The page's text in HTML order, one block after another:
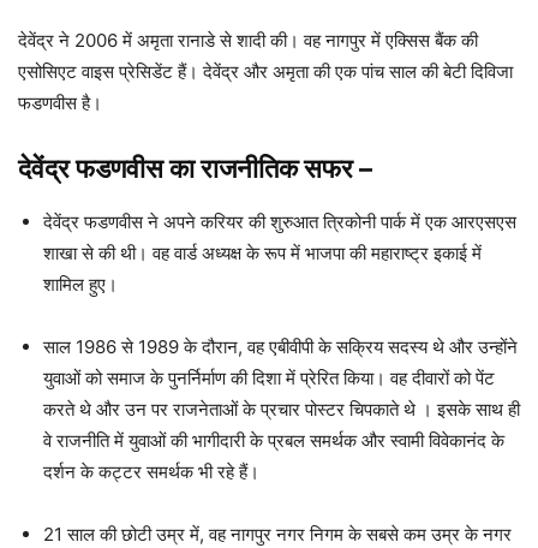
देवेंद्र ने 2006 में अमृता रानाडे से शादी की। वह नागपुर में एक्सिस बैंक की
एसोसिएट वाइस प्रेसिडेंट हैं। देवेंद्र और अमृता की एक पांच साल की बेटी दिविजा
फडणवीस है।
देवेंद्र फडणवीस का राजनीतिक सफर–
देवेंद्र फडणवीस ने अपने करियर की शुरुआत त्रिकोनी पार्क में एक आरएसएस
शाखा से की थी। वह वार्ड अध्यक्ष के रूप में भाजपा की महाराष्ट्र इकाई में
शामिल हुए।
साल 1986 से 1989 के दौरान, वह एबीवीपी के सक्रिय सदस्य थे और उन्होंने
युवाओं को समाज के पुनर्निर्माण की दिशा में प्रेरित किया। वह दीवारों को पेंट
करते थे और उन पर राजनेताओं के प्रचार पोस्टर चिपकाते थे । इसके साथ ही
वे राजनीति में युवाओं की भागीदारी के प्रबल समर्थक और स्वामी विवेकानंद के
दर्शन के कट्टर समर्थक भी रहे हैं।
21 साल की छोटी उम्र में, वह नागपुर नगर निगम के सबसे कम उम्र के नगर